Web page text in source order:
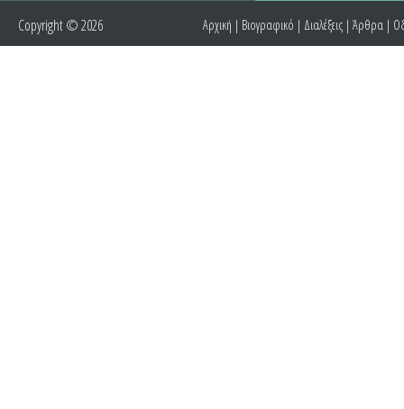
Copyright © 2026 Αρχική | Βιογραφικό | Διαλέξεις | Άρθρα |